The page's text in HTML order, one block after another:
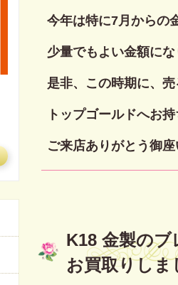
今年は特に7月からの
少量でもよい金額にな
是非、この時期に、
トップゴールドへお
ご来店ありがとう御座
K18 金製のブ
お買取りし